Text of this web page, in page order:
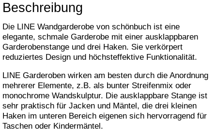
Beschreibung
Die LINE Wandgarderobe von schönbuch ist eine
elegante, schmale Garderobe mit einer ausklappbaren
Garderobenstange und drei Haken. Sie verkörpert
reduziertes Design und höchsteffektive Funktionalität.
LINE Garderoben wirken am besten durch die Anordnung
mehrerer Elemente, z.B. als bunter Streifenmix oder
monochrome Wandskulptur. Die ausklappbare Stange ist
sehr praktisch für Jacken und Mäntel, die drei kleinen
Haken im unteren Bereich eigenen sich hervorragend für
Taschen oder Kindermäntel.